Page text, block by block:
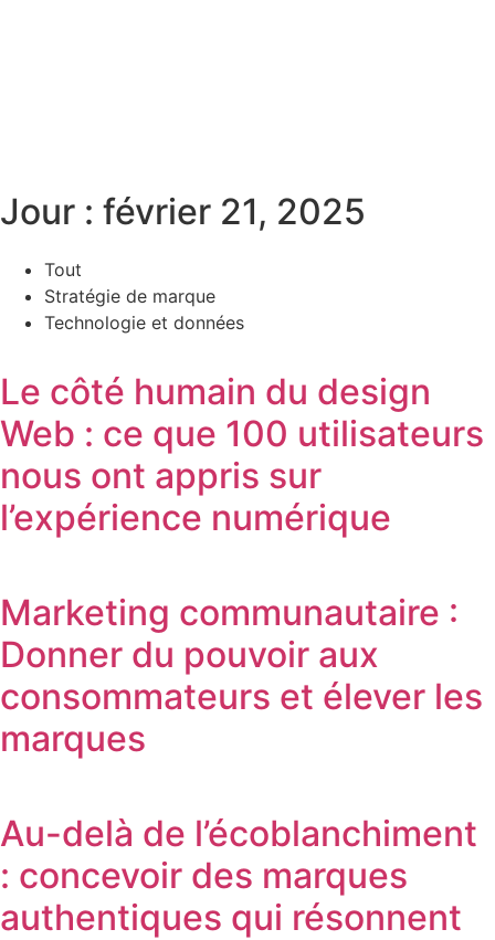
Jour : février 21, 2025
Tout
Stratégie de marque
Technologie et données
Le côté humain du design
Web : ce que 100 utilisateurs
nous ont appris sur
l’expérience numérique
Marketing communautaire :
Donner du pouvoir aux
consommateurs et élever les
marques
Au-delà de l’écoblanchiment
: concevoir des marques
authentiques qui résonnent